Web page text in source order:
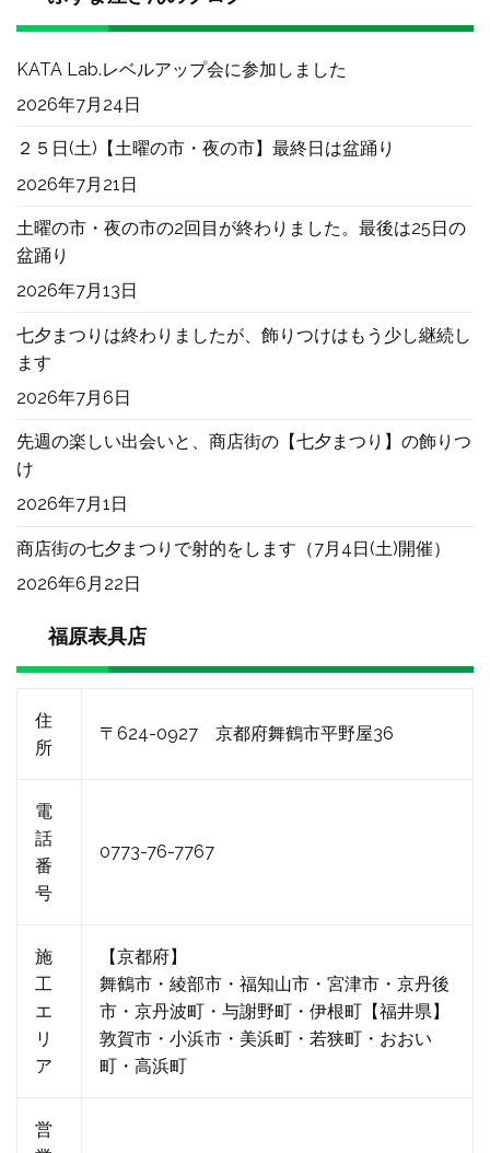
KATA Lab.レベルアップ会に参加しました
2026年7月24日
２５日(土)【土曜の市・夜の市】最終日は盆踊り
2026年7月21日
土曜の市・夜の市の2回目が終わりました。最後は25日の
盆踊り
2026年7月13日
七夕まつりは終わりましたが、飾りつけはもう少し継続し
ます
2026年7月6日
先週の楽しい出会いと、商店街の【七夕まつり】の飾りつ
け
2026年7月1日
商店街の七夕まつりで射的をします（7月4日(土)開催）
2026年6月22日
福原表具店
住
所
〒624-0927 京都府舞鶴市平野屋36
電
話
番
号
0773-76-7767
施
工
エ
リ
ア
【京都府】
舞鶴市・綾部市・福知山市・宮津市・京丹後
市・京丹波町・与謝野町・伊根町【福井県】
敦賀市・小浜市・美浜町・若狭町・おおい
町・高浜町
営